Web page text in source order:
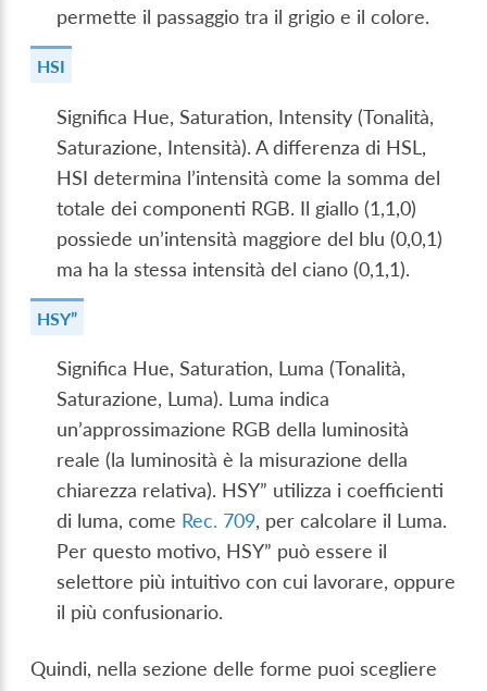
permette il passaggio tra il grigio e il colore.
HSI
Significa Hue, Saturation, Intensity (Tonalità,
Saturazione, Intensità). A differenza di HSL,
HSI determina l’intensità come la somma del
totale dei componenti RGB. Il giallo (1,1,0)
possiede un’intensità maggiore del blu (0,0,1)
ma ha la stessa intensità del ciano (0,1,1).
HSY”
Significa Hue, Saturation, Luma (Tonalità,
Saturazione, Luma). Luma indica
un’approssimazione RGB della luminosità
reale (la luminosità è la misurazione della
chiarezza relativa). HSY” utilizza i coefficienti
di luma, come Rec. 709, per calcolare il Luma.
Per questo motivo, HSY” può essere il
selettore più intuitivo con cui lavorare, oppure
il più confusionario.
Quindi, nella sezione delle forme puoi scegliere